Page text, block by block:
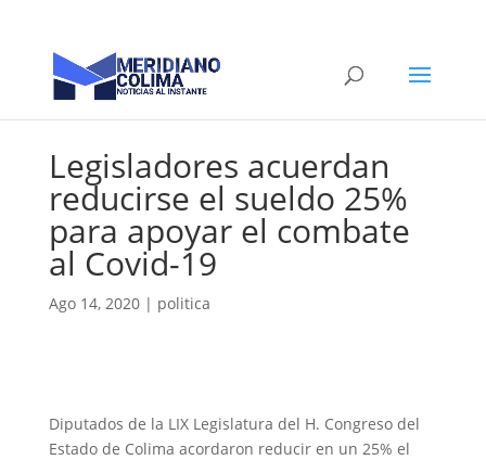
Legisladores acuerdan
reducirse el sueldo 25%
para apoyar el combate
al Covid-19
Ago 14, 2020| politica
Diputados de la LIX Legislatura del H. Congreso del
Estado de Colima acordaron reducir en un 25% el